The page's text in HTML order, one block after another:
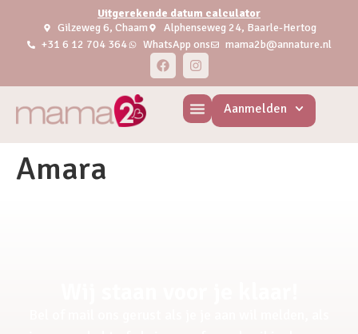
Uitgerekende datum calculator
Gilzeweg 6, Chaam
Alphenseweg 24, Baarle-Hertog
+31 6 12 704 364
WhatsApp ons mama2b@annature.nl
Aanmelden
Amara